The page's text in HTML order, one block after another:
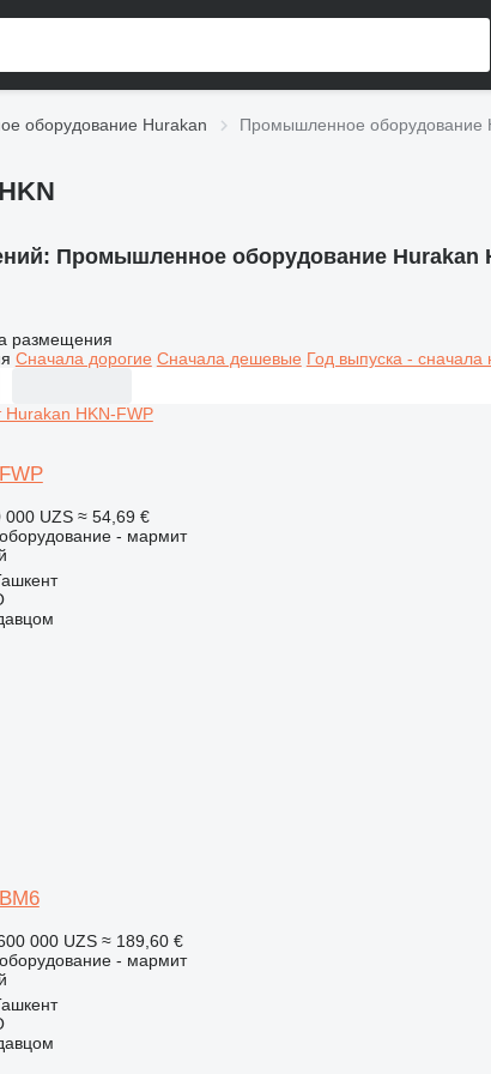
оборудование Hurakan Промышленное оборудование
Промышленное оборудование Hurakan
размещения
Сначала дорогие Сначала дешевые Год выпуска - сначала
000 UZS ≈ 54,69 €
- мармит
000 UZS ≈ 189,60 €
- мармит